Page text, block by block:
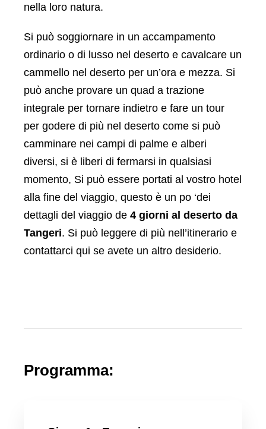
nella loro natura.
Si può soggiornare in un accampamento
ordinario o di lusso nel deserto e cavalcare un
cammello nel deserto per un’ora e mezza. Si
può anche provare un quad a trazione
integrale per tornare indietro e fare un tour
per godere di più nel deserto come si può
camminare nei campi di palme e alberi
diversi, si è liberi di fermarsi in qualsiasi
momento, Si può essere portati al vostro hotel
alla fine del viaggio, questo è un po ‘dei
dettagli del viaggio de 4 giorni al deserto da
Tangeri. Si può leggere di più nell’itinerario e
contattarci qui se avete un altro desiderio.
Programma: